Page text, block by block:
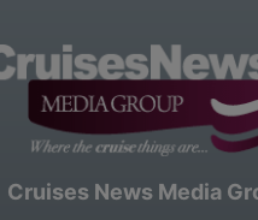
Cruises News Media